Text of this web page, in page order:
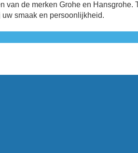
van de merken Grohe en Hansgrohe.
smaak en persoonlijkheid.